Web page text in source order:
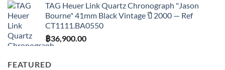
TAG Heuer Link Quartz Chronograph "Jason
Bourne" 41mm Black Vintage ปี 2000 — Ref
CT1111.BA0550
฿36,900.00
FEATURED